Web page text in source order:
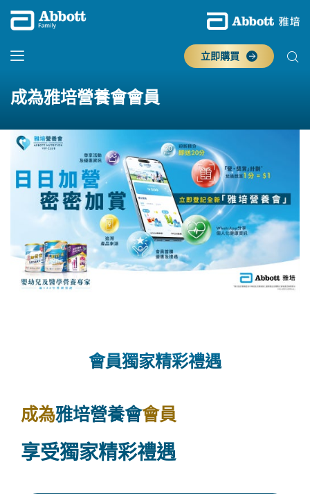
立即購買
成為雅培營養會會員
會員獨家精彩禮遇
成為雅培營養會會員
享受獨家精彩禮遇